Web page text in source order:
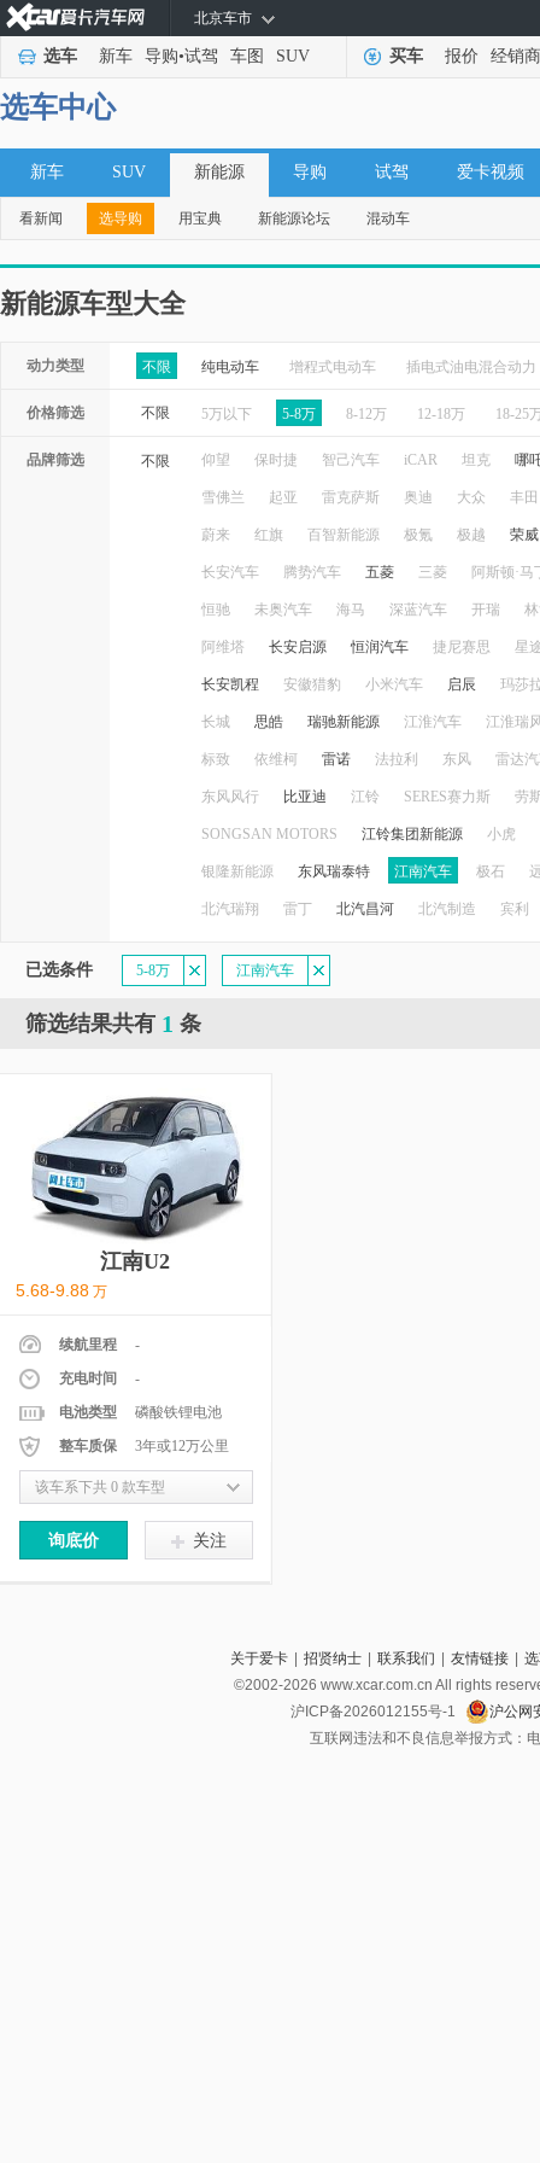
北京车市
选车 新车 导购•试驾 车图 SUV 买车 报价 经销商
选车中心
新车 SUV 新能源 导购 试驾 爱卡视频
看新闻 选导购 用宝典 新能源论坛 混动车
新能源车型大全
动力类型 不限 纯电动车 增程式电动车 插电式油电混合动力
价格筛选 不限 5万以下 5-8万 8-12万 12-18万 18-25
品牌筛选 不限 仰望 保时捷 智己汽车 iCAR 坦克 哪
雪佛兰 起亚 雷克萨斯 奥迪 大众 丰田
蔚来 红旗 百智新能源 极氪 极越 荣威
长安汽车 腾势汽车 五菱 三菱 阿斯顿·马
恒驰 未奥汽车 海马 深蓝汽车 开瑞
阿维塔 长安启源 恒润汽车 捷尼赛思 星
长安凯程 安徽猎豹 小米汽车 启辰 玛莎
长城 思皓 瑞驰新能源 江淮汽车 江淮瑞
标致 依维柯 雷诺 法拉利 东风 雷达
东风风行 比亚迪 江铃 SERES赛力斯 劳
SONGSAN MOTORS 江铃集团新能源 小虎
银隆新能源 东风瑞泰特 江南汽车 极石
北汽瑞翔 雷丁 北汽昌河 北汽制造 宾利
已选条件 5-8万 江南汽车
筛选结果共有 1 条
江南U2
5.68-9.88 万
续航里程
-
充电时间
-
电池类型
磷酸铁锂电池
整车质保
3年或12万公里
该车系下共 0 款车型
询底价 关注
关于爱卡 招贤纳士 联系我们 友情链接
©2002-2026 www.xcar.com.cn All rights
沪ICP备2026012155号-1
沪公网
互联网违法和不良信息举报方式：